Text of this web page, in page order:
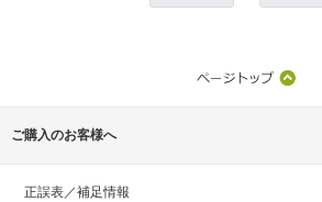
ご購入のお客様へ
正誤表／補足情報